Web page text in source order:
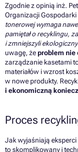
Zgodnie z opinią inż.
Organizacji
tonerowej wymaga
pamiętał o recyklingu,
i zmniejszyli
uwagę, żeproblem nie
zarządzanie kasetami
materiałów i wzrost
w nowe produkty.
i ekonomiczną
Proces
Jak wyjaśniają eksperci
to skomplikowany i